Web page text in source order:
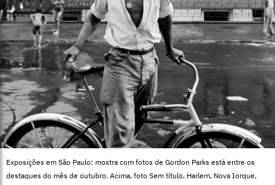
Exposições em São Paulo: mostra com fotos de Gordon Parks está entre os
destaques do mês de outubro. Acima, foto Sem título, Harlem, Nova Iorque,